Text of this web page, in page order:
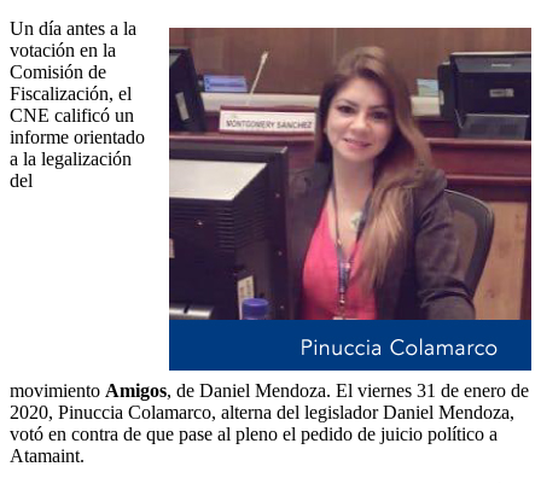
Un día antes a la
votación en la
Comisión de
Fiscalización, el
CNE calificó un
informe orientado
a la legalización
del
movimiento Amigos, de Daniel Mendoza. El viernes 31 de enero de
2020, Pinuccia Colamarco, alterna del legislador Daniel Mendoza,
votó en contra de que pase al pleno el pedido de juicio político a
Atamaint.